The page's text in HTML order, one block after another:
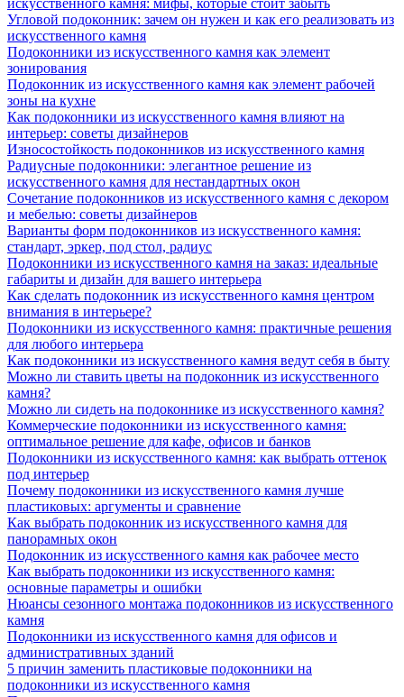
Угловой подоконник: зачем он нужен и как его реализовать из
искусственного камня
Подоконники из искусственного камня как элемент
зонирования
Подоконник из искусственного камня как элемент рабочей
зоны на кухне
Как подоконники из искусственного камня влияют на
интерьер: советы дизайнеров
Износостойкость подоконников из искусственного камня
Радиусные подоконники: элегантное решение из
искусственного камня для нестандартных окон
Сочетание подоконников из искусственного камня с декором
и мебелью: советы дизайнеров
Варианты форм подоконников из искусственного камня:
стандарт, эркер, под стол, радиус
Подоконники из искусственного камня на заказ: идеальные
габариты и дизайн для вашего интерьера
Как сделать подоконник из искусственного камня центром
внимания в интерьере?
Подоконники из искусственного камня: практичные решения
для любого интерьера
Как подоконники из искусственного камня ведут себя в быту
Можно ли ставить цветы на подоконник из искусственного
камня?
Можно ли сидеть на подоконнике из искусственного камня?
Коммерческие подоконники из искусственного камня:
оптимальное решение для кафе, офисов и банков
Подоконники из искусственного камня: как выбрать оттенок
под интерьер
Почему подоконники из искусственного камня лучше
пластиковых: аргументы и сравнение
Как выбрать подоконник из искусственного камня для
панорамных окон
Подоконник из искусственного камня как рабочее место
Как выбрать подоконники из искусственного камня:
основные параметры и ошибки
Нюансы сезонного монтажа подоконников из искусственного
камня
Подоконники из искусственного камня для офисов и
административных зданий
5 причин заменить пластиковые подоконники на
подоконники из искусственного камня